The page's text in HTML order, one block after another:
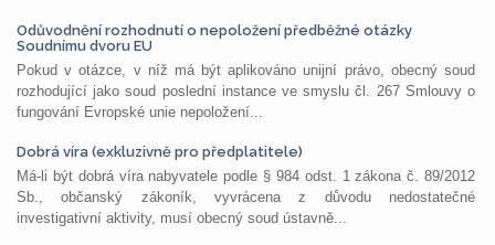
Odůvodnění rozhodnutí o nepoložení předběžné otázky
Soudnímu dvoru EU
Pokud v otázce, v níž má být aplikováno unijní právo, obecný soud
rozhodující jako soud poslední instance ve smyslu čl. 267 Smlouvy o
fungování Evropské unie nepoložení...
Dobrá víra (exkluzivně pro předplatitele)
Má-li být dobrá víra nabyvatele podle § 984 odst. 1 zákona č. 89/2012
Sb., občanský zákoník, vyvrácena z důvodu nedostatečné
investigativní aktivity, musí obecný soud ústavně...